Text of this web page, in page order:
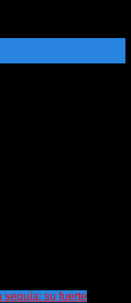
sequía: su fuerte